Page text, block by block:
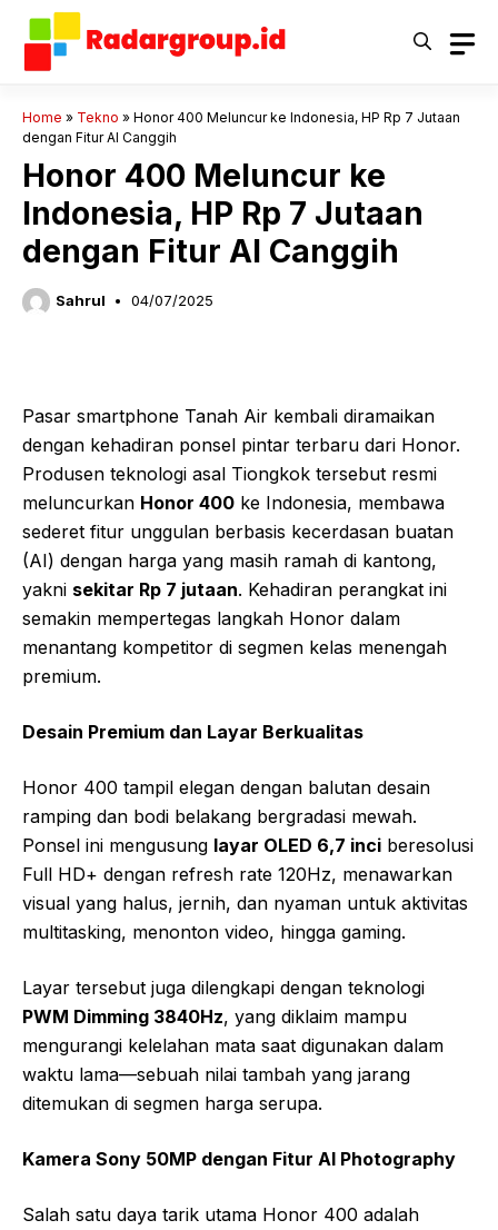
Langsung
Home » Tekno » Honor 400 Meluncur ke Indonesia, HP Rp 7 Jutaan
dengan Fitur AI Canggih
Honor 400 Meluncur ke
Indonesia, HP Rp 7 Jutaan
dengan Fitur AI Canggih
Sahrul 04/07/2025
Pasar smartphone Tanah Air kembali diramaikan
dengan kehadiran ponsel pintar terbaru dari Honor.
Produsen teknologi asal Tiongkok tersebut resmi
meluncurkan Honor 400 ke Indonesia, membawa
sederet fitur unggulan berbasis kecerdasan buatan
(AI) dengan harga yang masih ramah di kantong,
yakni sekitar Rp 7 jutaan. Kehadiran perangkat ini
semakin mempertegas langkah Honor dalam
menantang kompetitor di segmen kelas menengah
premium.
Desain Premium dan Layar Berkualitas
Honor 400 tampil elegan dengan balutan desain
ramping dan bodi belakang bergradasi mewah.
Ponsel ini mengusung layar OLED 6,7 inci beresolusi
Full HD+ dengan refresh rate 120Hz, menawarkan
visual yang halus, jernih, dan nyaman untuk aktivitas
multitasking, menonton video, hingga gaming.
Layar tersebut juga dilengkapi dengan teknologi
PWM Dimming 3840Hz, yang diklaim mampu
mengurangi kelelahan mata saat digunakan dalam
waktu lama—sebuah nilai tambah yang jarang
ditemukan di segmen harga serupa.
Kamera Sony 50MP dengan Fitur AI Photography
Salah satu daya tarik utama Honor 400 adalah